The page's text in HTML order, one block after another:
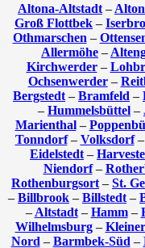
Altona-Altstadt –
Groß Flottbek –
Othmarschen –
Allermöhe –
Kirchwerder–
Ochsenwerder–
Bergstedt – Bramfeld –
– Hummelsbüttel –
Marienthal–
Tonndorf– Volksdorf–
Eidelstedt –
Niendorf–
Rothenburgsort – St.
– Billbrook – Billstedt –
– Altstadt– Hamm–
Wilhelmsburg–
Nord – Barmbek-Süd –